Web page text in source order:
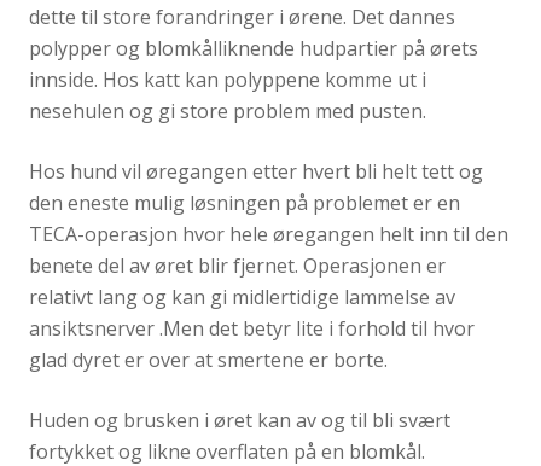
dette til store forandringer i ørene. Det dannes
polypper og blomkålliknende hudpartier på ørets
innside. Hos katt kan polyppene komme ut i
nesehulen og gi store problem med pusten.
Hos hund vil øregangen etter hvert bli helt tett og
den eneste mulig løsningen på problemet er en
TECA-operasjon hvor hele øregangen helt inn til den
benete del av øret blir fjernet. Operasjonen er
relativt lang og kan gi midlertidige lammelse av
ansiktsnerver .Men det betyr lite i forhold til hvor
glad dyret er over at smertene er borte.
Huden og brusken i øret kan av og til bli svært
fortykket og likne overflaten på en blomkål.